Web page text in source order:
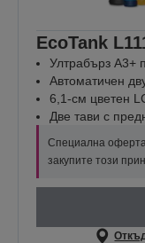
EcoTank
Ултрабърз A3+
Автоматичен
6,1-см цветен
Две тави с
Специална оферта
закупите този